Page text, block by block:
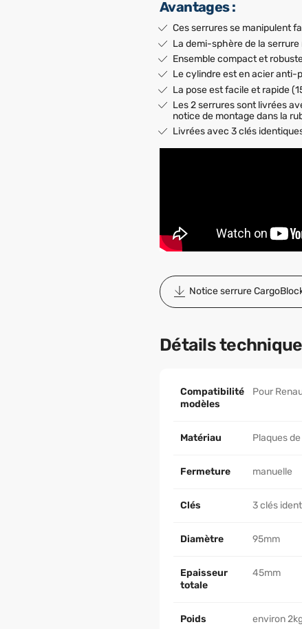
Avantages :
Ces serrures se manipulent
La demi-sphère de la
Ensemble compact et
Le cylindre est en acier
La pose est facile et rapide
Les 2 serrures sont livrées
notice de montage dans la
Livrées avec 3 clés
Notice serrure
Détails
Compatibilité
modèles
Pour
Matériau Plaques
Fermeture manuelle
Clés 3 clés
Diamètre 95mm
Epaisseur
totale
45mm
Poids environ